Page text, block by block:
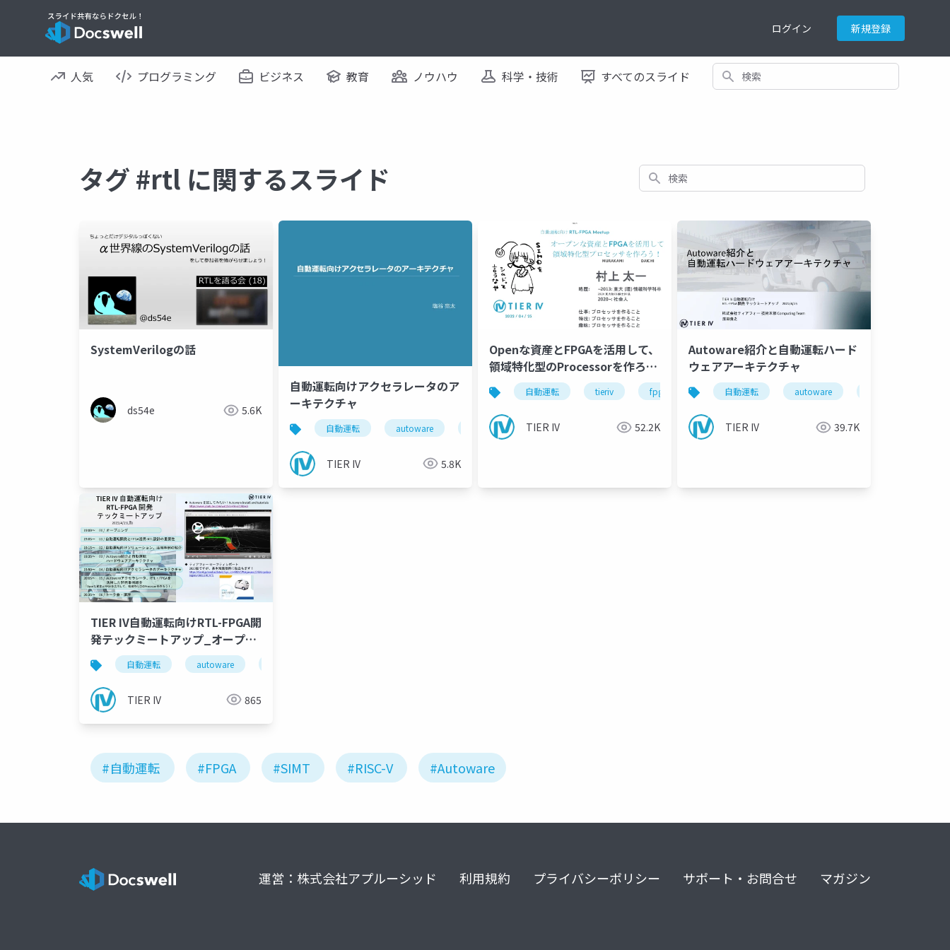
ログイン 新規登録
人気 プログラミング ビジネス 教育 ノウハウ 科学・技術 すべてのスライド 検索
タグ #rtl に関するスライド 検索
SystemVerilogの話
ds54e 5.6K
自動運転向けアクセラレータのア
ーキテクチャ
自動運転 autoware fpga
TIER IV 5.8K
Openな資産とFPGAを活用して、
領域特化型のProcessorを作ろ
う！
自動運転 tieriv fpga autoware riscv
TIER IV 52.2K
Autoware紹介と自動運転ハード
ウェアアーキテクチャ
自動運転 autoware
TIER IV 39.7K
TIER IV自動運転向けRTL-FPGA開
発テックミートアップ_オープニ
ング
自動運転 autoware
TIER IV 865
#自動運転 #FPGA #SIMT #RISC-V #Autoware
運営：株式会社アプルーシッド 利用規約 プライバシーポリシー サポート・お問合せ マガジン